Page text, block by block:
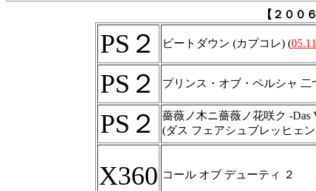
【２００
PS２ ビートダウン (カプコレ) (
PS２ プリンス・オブ・ペルシャ 二
PS２
薔薇ノ木ニ薔薇ノ花咲ク -Das
(ダス フェアシュブレッヒェ
X360 コール オブ デューティ ２